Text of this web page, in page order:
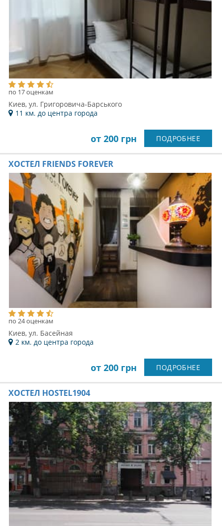
по 17 оценкам
Киев, ул. Григоровича-Барського
11 км. до центра города
от 200 грн ПОДРОБНЕЕ
ХОСТЕЛ FRIENDS FOREVER
по 24 оценкам
Киев, ул. Басейная
2 км. до центра города
от 200 грн ПОДРОБНЕЕ
ХОСТЕЛ HOSTEL1904